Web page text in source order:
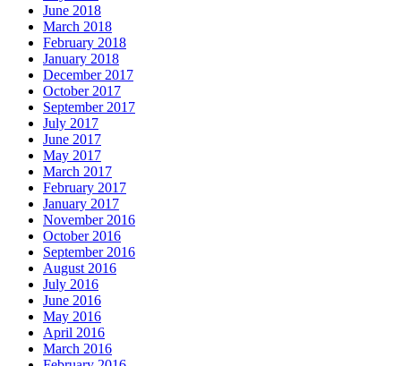
June 2018
March 2018
February 2018
January 2018
December 2017
October 2017
September 2017
July 2017
June 2017
May 2017
March 2017
February 2017
January 2017
November 2016
October 2016
September 2016
August 2016
July 2016
June 2016
May 2016
April 2016
March 2016